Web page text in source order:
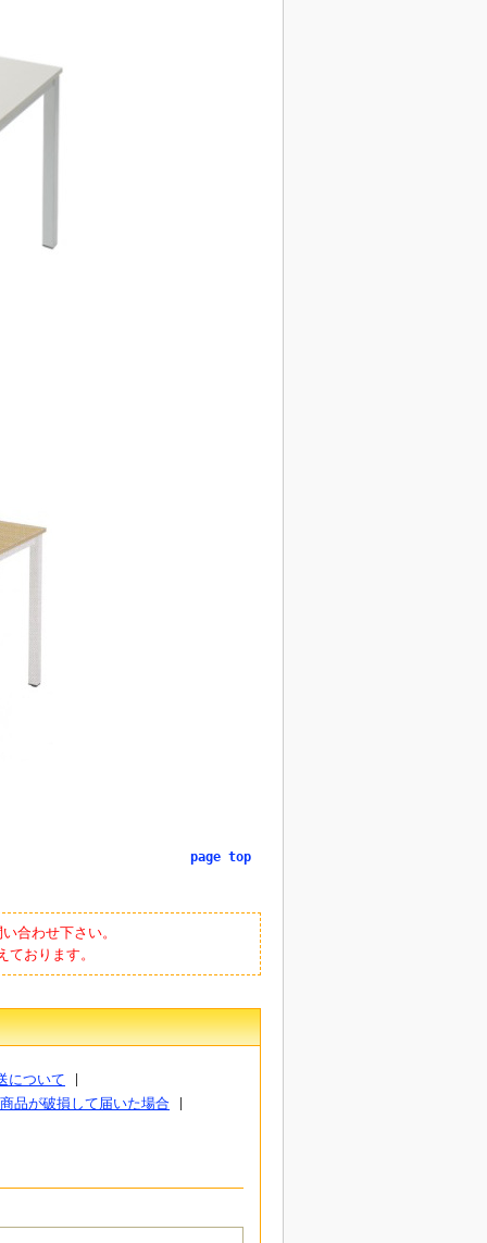
page top
合わせ下さい。
おります。
について
商品が破損して届いた場合